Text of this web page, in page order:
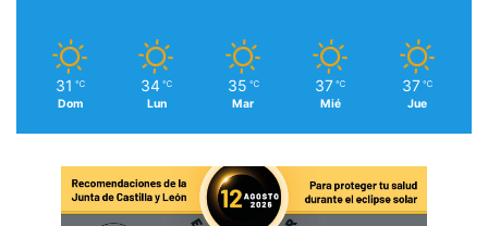
31 ℃
Dom
34 ℃
Lun
35 ℃
Mar
37 ℃
Mié
37 ℃
Jue